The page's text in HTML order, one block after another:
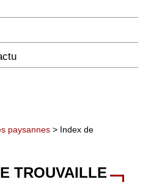
paysannes > Index de
TROUVAILLE